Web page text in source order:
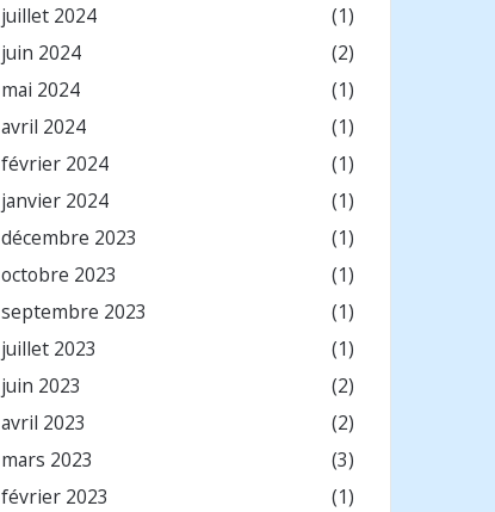
juillet 2024
(1)
juin 2024
(2)
mai 2024
(1)
avril 2024
(1)
février 2024
(1)
janvier 2024
(1)
décembre 2023
(1)
octobre 2023
(1)
septembre 2023
(1)
juillet 2023
(1)
juin 2023
(2)
avril 2023
(2)
mars 2023
(3)
février 2023
(1)